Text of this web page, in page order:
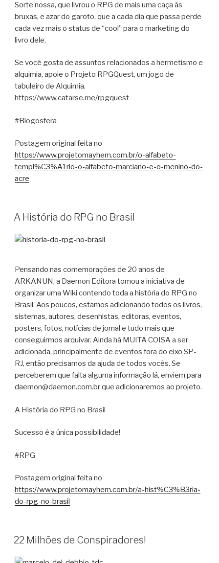
Sorte nossa, que livrou o RPG de mais uma caça às
bruxas, e azar do garoto, que a cada dia que passa perde
cada vez mais o status de “cool” para o marketing do
livro dele.
Se você gosta de assuntos relacionados a hermetismo e
alquimia, apoie o Projeto RPGQuest, um jogo de
tabuleiro de Alquimia.
https://www.catarse.me/rpgquest
#Blogosfera
Postagem original feita no
https://www.projetomayhem.com.br/o-alfabeto-
templ%C3%A1rio-o-alfabeto-marciano-e-o-menino-do-
acre
A História do RPG no Brasil
Pensando nas comemorações de 20 anos de
ARKANUN, a Daemon Editora tomou a iniciativa de
organizar uma Wiki contendo toda a história do RPG no
Brasil. Aos poucos, estamos adicionando todos os livros,
sistemas, autores, desenhistas, editoras, eventos,
posters, fotos, notícias de jornal e tudo mais que
conseguirmos arquivar. Ainda há MUITA COISA a ser
adicionada, principalmente de eventos fora do eixo SP-
RJ, então precisamos da ajuda de todos vocês. Se
perceberem que falta alguma informação lá, enviem para
daemon@daemon.com.br que adicionaremos ao projeto.
A História do RPG no Brasil
Sucesso é a única possibilidade!
#RPG
Postagem original feita no
https://www.projetomayhem.com.br/a-hist%C3%B3ria-
do-rpg-no-brasil
22 Milhões de Conspiradores!